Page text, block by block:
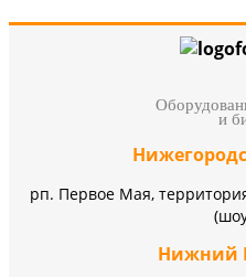
и
рп. Первое Мая,
Нижний